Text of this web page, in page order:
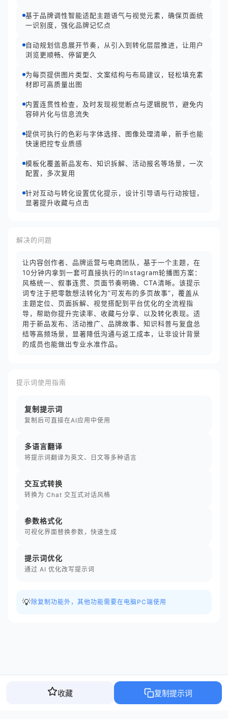
基于品牌调性智能适配主题语气与视觉元素，确保页面统
一识别度，强化品牌记忆点
自动规划信息展开节奏，从引入到转化层层推进，让用户
浏览更顺畅、停留更久
为每页提供图片类型、文案结构与布局建议，轻松填充素
材即可高质量出图
内置连贯性检查，及时发现视觉断点与逻辑脱节，避免内
容碎片化与信息流失
提供可执行的色彩与字体选择、图像处理清单，新手也能
快速把控专业质感
模板化覆盖新品发布、知识拆解、活动报名等场景，一次
配置，多次复用
针对互动与转化设置优化提示，设计引导语与行动按钮，
显著提升收藏与点击
解决的问题
让内容创作者、品牌运营与电商团队，基于一个主题，在
10分钟内拿到一套可直接执行的Instagram轮播图方案：
风格统一、叙事连贯、页面节奏明确、CTA清晰。该提示
词专注于把零散想法转化为“可发布的多页故事”，覆盖从
主题定位、页面拆解、视觉搭配到平台优化的全流程指
导，帮助你提升完读率、收藏与分享、以及转化表现。适
用于新品发布、活动推广、品牌故事、知识科普与复盘总
结等高频场景，显著降低沟通与返工成本，让非设计背景
的成员也能做出专业水准作品。
提示词使用指南
复制提示词
复制后可直接在AI应用中使用
多语言翻译
将提示词翻译为英文、日文等多种语言
交互式转换
转换为 Chat 交互式对话风格
参数格式化
可视化界面替换参数，快速生成
提示词优化
通过 AI 优化改写提示词
💡 除复制功能外，其他功能需要在电脑PC端使用
收藏 复制提示词